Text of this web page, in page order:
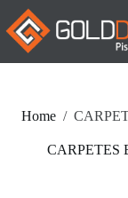
Home /
CARPETES